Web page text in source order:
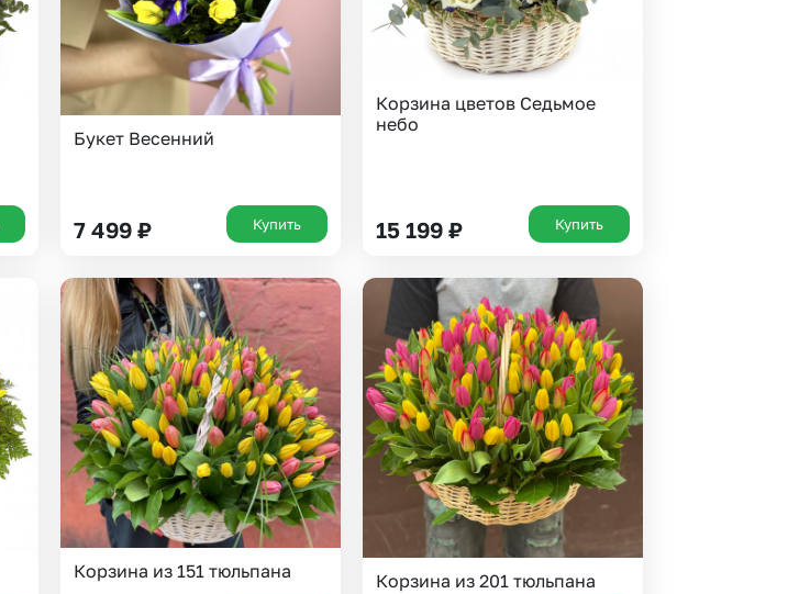
Букет Весенний
7 499 ₽ Купить
Корзина цветов Седьмое
небо
15 199 ₽ Купить
Корзина из 151 тюльпана Корзина из 201 тюльпана